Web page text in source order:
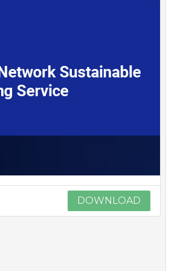
DOWNLOAD